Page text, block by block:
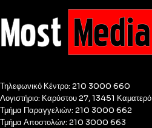
Τηλεφωνικό Κέντρο: 210 3000 660
Λογιστήριο: Καρύστου 27, 13451 Καματερό
Τμήμα Παραγγελιών: 210 3000 662
Τμήμα Αποστολών: 210 3000 663